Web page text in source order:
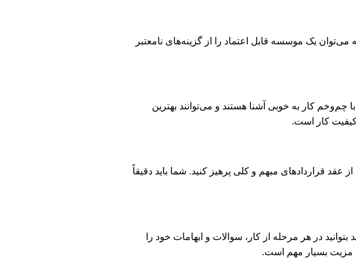
یک موسسه قابل اعتماد را از گزینه‌های نامعتبر
چم‌وخم کار به خوبی آشنا هستند و می‌توانند بهترین
کیفیت کار است.
قراردادهای مبهم و کلی پرهیز کنید. شما باید دقیقاً
در هر مرحله از کار، سوالات و ابهامات خود را
مزیت بسیار مهم است.